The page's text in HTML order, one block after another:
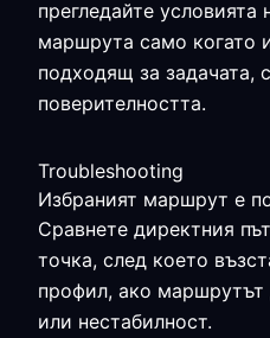
прегледайте условията
маршрута само когато
подходящ за задачата,
поверителността.
Troubleshooting
Избраният маршрут е
Сравнете директния
точка, след което
профил, ако маршрутът
или нестабилност.